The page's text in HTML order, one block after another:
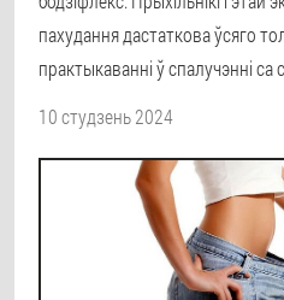
пахудання дастаткова ўсяго
практыкаванні ў спалучэнні
10 студзень 2024